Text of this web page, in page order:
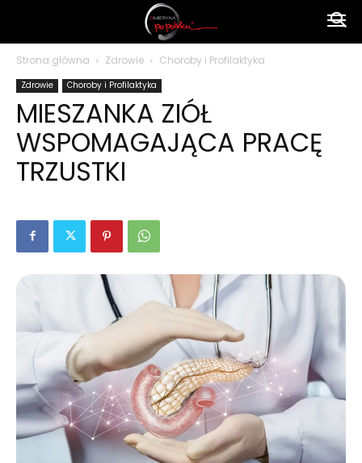
polsku
Strona główna Zdrowie Choroby i Profilaktyka
Zdrowie Choroby i Profilaktyka
MIESZANKA ZIÓŁ
WSPOMAGAJĄCA PRACĘ
TRZUSTKI